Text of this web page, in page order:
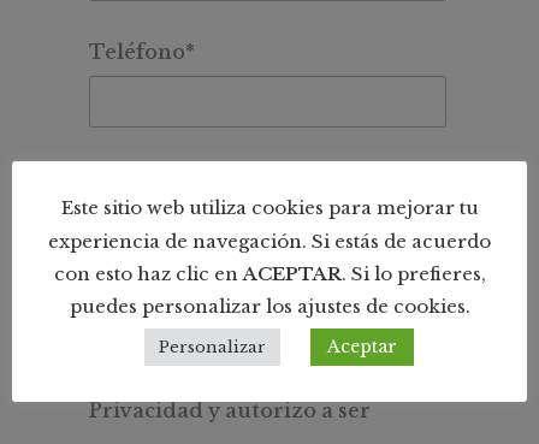
Teléfono*
He leído y acepto la Política de
Privacidad y autorizo a ser
Este sitio web utiliza cookies para mejorar tu
experiencia de navegación. Si estás de acuerdo
con esto haz clic en ACEPTAR. Si lo prefieres,
puedes personalizar los ajustes de cookies.
Personalizar Aceptar